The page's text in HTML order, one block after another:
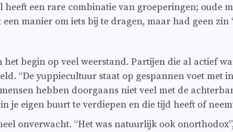
een rare combinatie van groeperingen; oude
manier om iets bij te dragen, maar had geen zin
begin op veel weerstand. Partijen die al actief
“De yuppiecultuur staat op gespannen voet
hebben doorgaans niet veel met de
je eigen buurt te verdiepen en die tijd heeft of
onverwacht. “Het was natuurlijk ook